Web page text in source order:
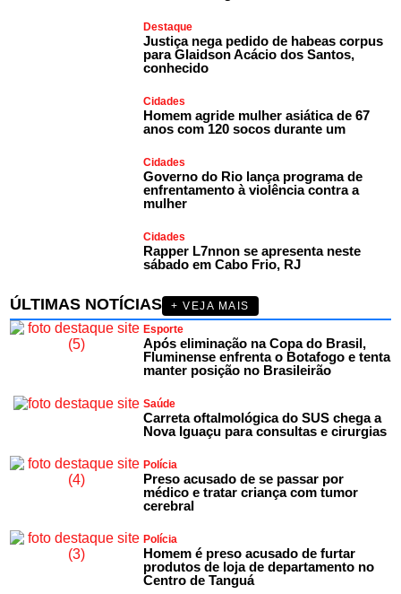
Destaque
Justiça nega pedido de habeas corpus
para Glaidson Acácio dos Santos,
conhecido
Cidades
Homem agride mulher asiática de 67
anos com 120 socos durante um
Cidades
Governo do Rio lança programa de
enfrentamento à violência contra a
mulher
Cidades
Rapper L7nnon se apresenta neste
sábado em Cabo Frio, RJ
ÚLTIMAS NOTÍCIAS
+ VEJA MAIS
Esporte
Após eliminação na Copa do Brasil,
Fluminense enfrenta o Botafogo e tenta
manter posição no Brasileirão
Saúde
Carreta oftalmológica do SUS chega a
Nova Iguaçu para consultas e cirurgias
Polícia
Preso acusado de se passar por
médico e tratar criança com tumor
cerebral
Polícia
Homem é preso acusado de furtar
produtos de loja de departamento no
Centro de Tanguá